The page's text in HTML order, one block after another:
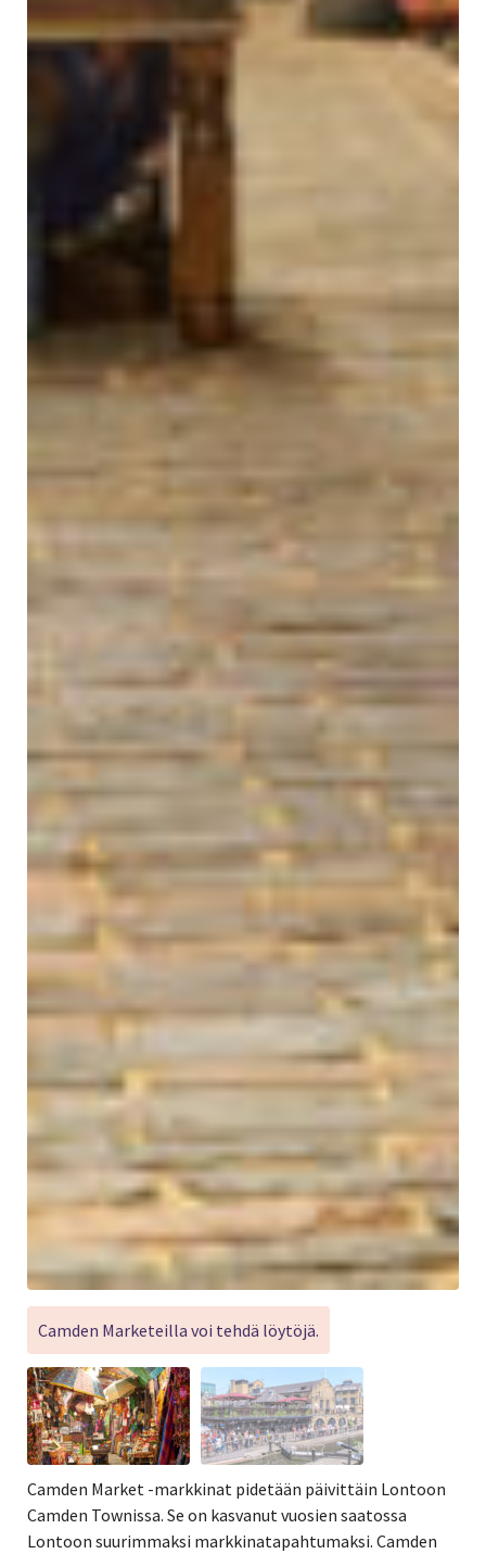
Camden Marketeilla voi tehdä löytöjä.
Camden Market -markkinat pidetään päivittäin Lontoon
Camden Townissa. Se on kasvanut vuosien saatossa
Lontoon suurimmaksi markkinatapahtumaksi. Camden